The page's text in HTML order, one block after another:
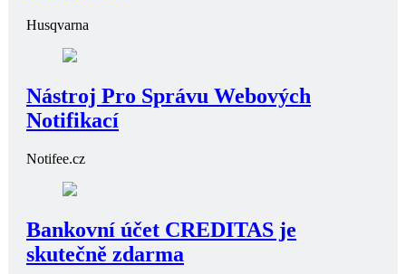
Husqvarna
Nástroj Pro Správu Webových
Notifikací
Notifee.cz
Bankovní účet CREDITAS je
skutečně zdarma